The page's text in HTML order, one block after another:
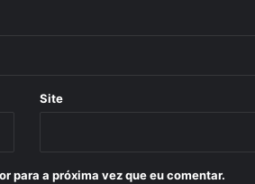
Site
para a próxima vez que eu comentar.